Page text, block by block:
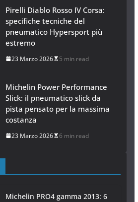
Pirelli Diablo Rosso IV Corsa:
specifiche tecniche del
pneumatico Hypersport più
estremo
23 Marzo 2026 5 min read
Michelin Power Performance
Slick: il pneumatico slick da
pista pensato per la massima
costanza
23 Marzo 2026 6 min read
Michelin PRO4 gamma 2013: 6